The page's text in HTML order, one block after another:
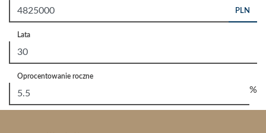
PLN
Lata
Oprocentowanie roczne
%